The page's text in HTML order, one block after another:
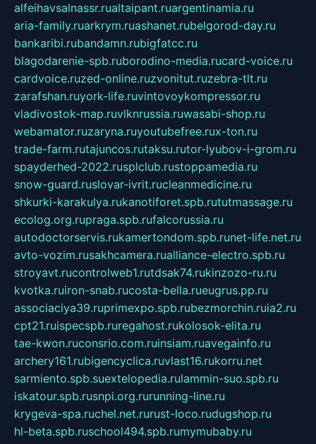
alfeihavsalnassr.rualtaipant.ruargentinamia.ru
aria-family.ruarkrym.ruashanet.rubelgorod-day.ru
bankaribi.rubandamn.rubigfatcc.ru
blagodarenie-spb.ruborodino-media.rucard-voice.ru
cardvoice.ruzed-online.ruzvonitut.ruzebra-tlt.ru
zarafshan.ruyork-life.ruvintovoykompressor.ru
vladivostok-map.ruvlknrussia.ruwasabi-shop.ru
webamator.ruzaryna.ruyoutubefree.rux-ton.ru
trade-farm.rutajuncos.rutaksu.rutor-lyubov-i-grom.ru
spayderhed-2022.rusplclub.rustoppamedia.ru
snow-guard.ruslovar-ivrit.rucleanmedicine.ru
shkurki-karakulya.rukanotiforet.spb.rututmassage.ru
ecolog.org.rupraga.spb.rufalcorussia.ru
autodoctorservis.rukamertondom.spb.runet-life.net.ru
avto-vozim.rusakhcamera.rualliance-electro.spb.ru
stroyavt.rucontrolweb1.rutdsak74.rukinzozo-ru.ru
kvotka.ruiron-snab.rucosta-bella.rueugrus.pp.ru
associaciya39.ruprimexpo.spb.rubezmorchin.ruia2.ru
cpt21.ruispecspb.ruregahost.rukolosok-elita.ru
tae-kwon.ruconsrio.com.ruinsiam.ruavegainfo.ru
archery161.rubigencyclica.ruvlast16.rukorru.net
sarmiento.spb.suextelopedia.rulammin-suo.spb.ru
iskatour.spb.rusnpi.org.rurunning-line.ru
krygeva-spa.ruchel.net.rurust-loco.rudugshop.ru
hl-beta.spb.ruschool494.spb.rumymubaby.ru